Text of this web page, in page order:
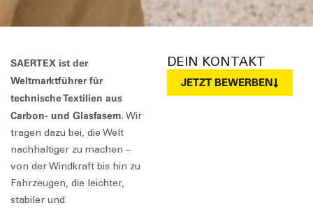
SAERTEX ist der
Weltmarktführer für
technische Textilien aus
Carbon- und Glasfasern. Wir
tragen dazu bei, die Welt
nachhaltiger zu machen –
von der Windkraft bis hin zu
Fahrzeugen, die leichter,
stabiler und
DEIN KONTAKT
JETZT BEWERBEN